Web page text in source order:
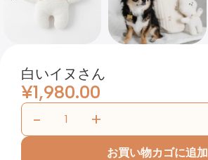
白いイヌさん
¥1,980.00
お買い物カゴに追加